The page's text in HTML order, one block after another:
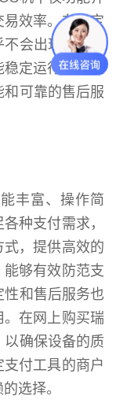
效率。在稳定
会出现卡顿或
定运行。综上
可靠的售后服
丰富、操作简
种支付需求，
，提供高效的
够有效防范支
和售后服务也
在网上购买瑞
确保设备的质
付工具的商户
选择。